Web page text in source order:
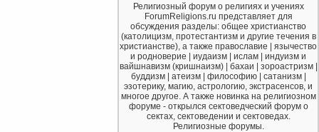
Религиозный форум о религиях и учениях
ForumReligions.ru представляет для
обсуждения разделы: общее христианство
(католицизм, протестантизм и другие течения в
христианстве), а также православие | язычество
и родноверие | иудаизм | ислам | индуизм и
вайшнавизм (кришнаизм) | бахаи | зороастризм |
буддизм | атеизм | философию | сатанизм |
эзотерику, магию, астрологию, экстрасенсов, и
многое другое. А также новинка на религиозном
форуме - открылся сектоведческий форум о
сектах, сектоведении и сектоведах.
Религиозные форумы.